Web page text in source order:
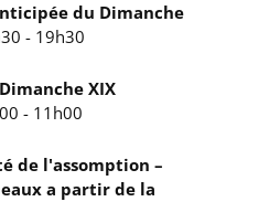
du Dimanche
- 19h30
XIX
- 11h00
de l'assomption –
a partir de la